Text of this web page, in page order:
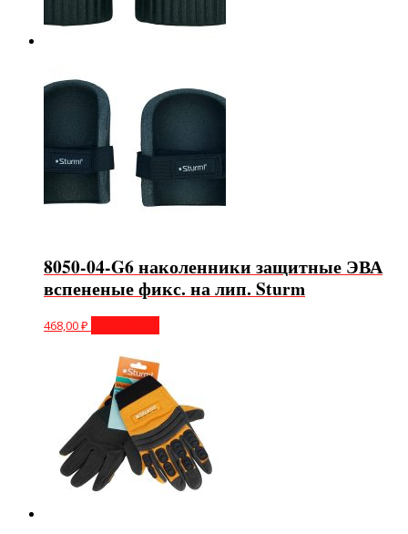
8050-04-G6 наколенники защитные ЭВА
вспененые фикс. на лип. Sturm
468,00₽